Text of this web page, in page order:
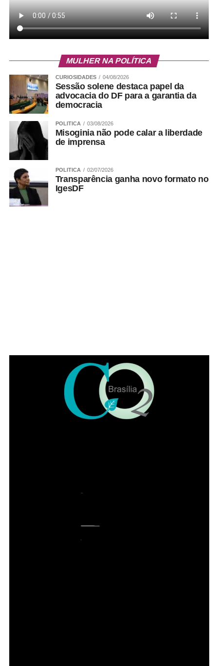
MULHER NA POLÍTICA
CURIOSIDADES 04/08/2026
Sessão solene destaca papel da
advocacia do DF para a garantia da
democracia
POLITICA 03/08/2026
Misoginia não pode calar a liberdade
de imprensa
POLITICA 02/07/2026
Transparência ganha novo formato no
IgesDF